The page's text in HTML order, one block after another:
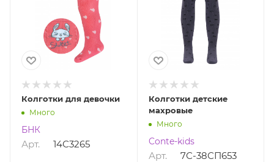
Колготки для девочки
Много
БНК
Арт. 14С3265
Колготки детские
махровые
Много
Conte-kids
Арт. 7С-38СП653